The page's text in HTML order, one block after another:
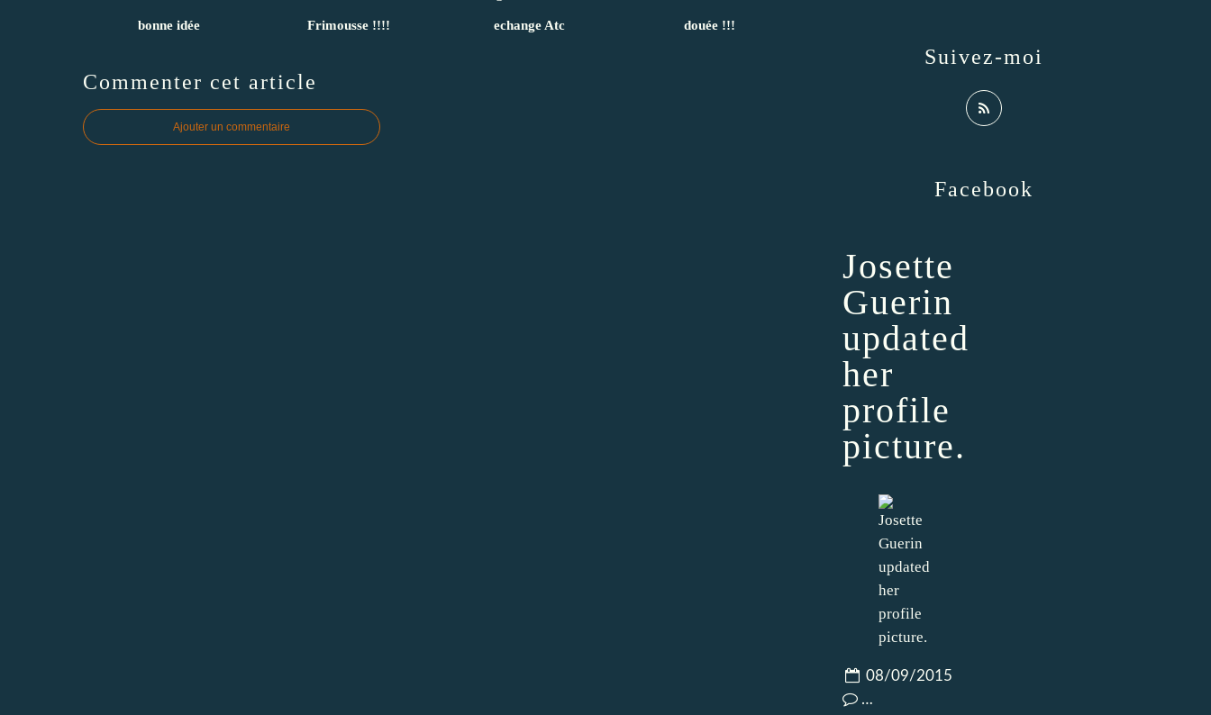
bonne idée Frimousse !!!! echange Atc douée !!!
Commenter cet article
Ajouter un commentaire
Suivez-moi
Facebook
Josette
Guerin
updated
her
profile
picture.
08/09/2015
…